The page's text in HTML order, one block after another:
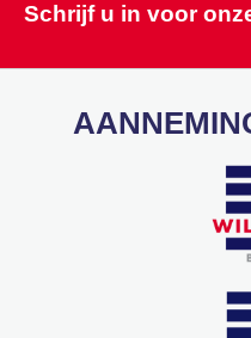
Schrijf u in voor